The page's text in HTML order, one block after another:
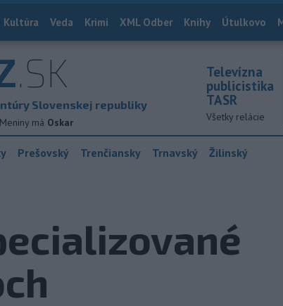
Kultúra Veda Krimi XML Odber Knihy Útulkovo
.SK
Slovenskej republiky
Meniny má Oskar
Televízna
publicistika
TASR
Všetky relácie
Prešovský Trenčiansky Trnavský Žilinský